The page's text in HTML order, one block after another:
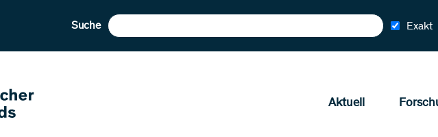
Suche Exakt
Aktuell